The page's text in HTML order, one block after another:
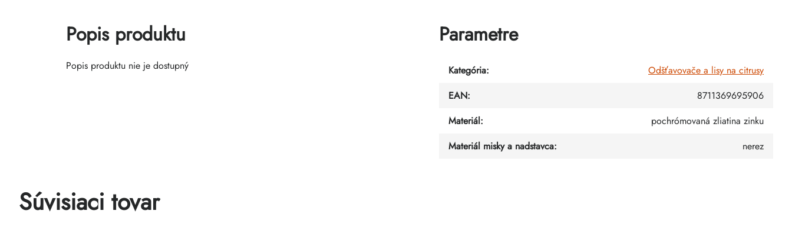
Popis produktu
Popis produktu nie je dostupný
Parametre
Kategória:
Odšťavovače a lisy na citrusy
EAN:
8711369695906
Materiál:
pochrómovaná zliatina zinku
Materiál misky a nadstavca: nerez
Súvisiaci tovar